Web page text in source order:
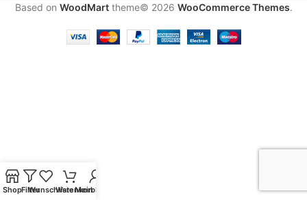
Based on WoodMarttheme© 2026 WooCommerce Themes.
ShopFilter
WunschlisteWarenkorbMein Konto